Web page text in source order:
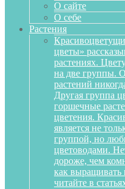
О сайте
О себе
Растения
цветы»
растениях.
на две группы.
растений
Другая группа
горшечные
цветения.
является не
группой, но
цветоводами.
дороже, чем
как выращивать
читайте в